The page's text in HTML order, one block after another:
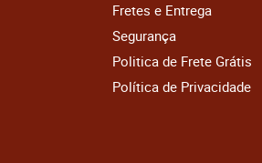
Fretes e Entrega
Segurança
Politica de Frete Grátis
Política de Privacidade